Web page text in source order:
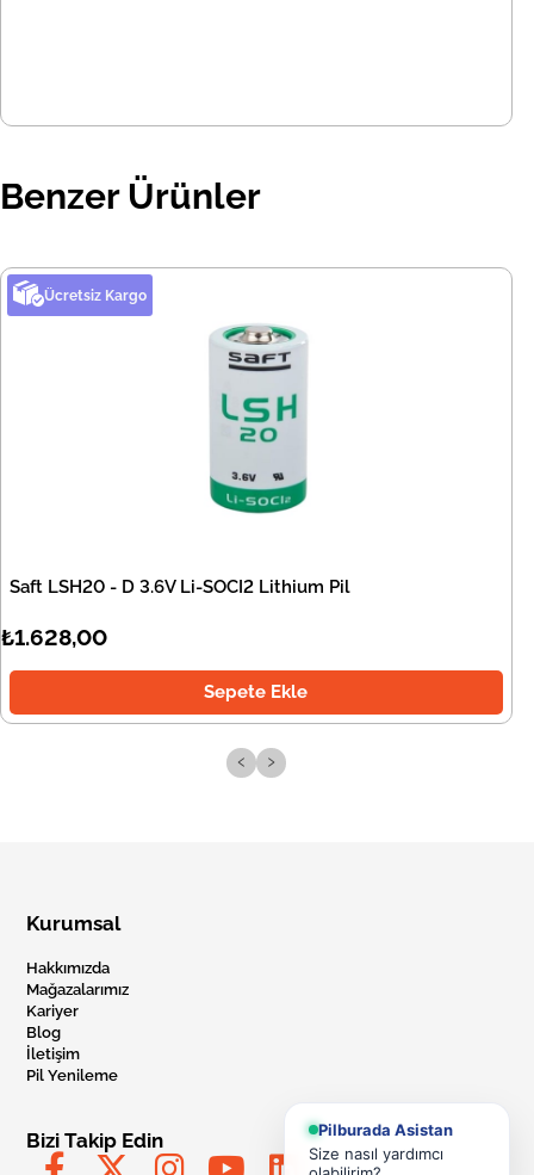
Benzer Ürünler
Ücretsiz Kargo
Saft LSH20 - D 3.6V Li-SOCI2 Lithium Pil
₺1.628,00
Sepete Ekle
‹ ›
Kurumsal
Hakkımızda
Mağazalarımız
Kariyer
Blog
İletişim
Pil Yenileme
Bizi Takip Edin
Pilburada Asistan
Size nasıl yardımcı